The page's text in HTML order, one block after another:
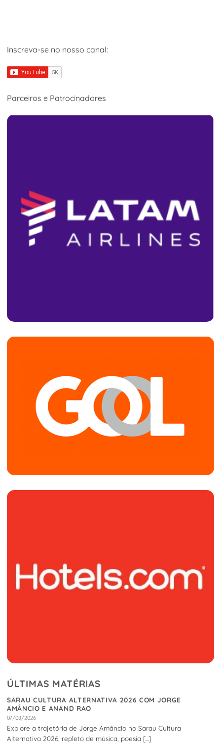
Inscreva-se no nosso canal:
Parceiros e Patrocinadores
ÚLTIMAS MATÉRIAS
SARAU CULTURA ALTERNATIVA 2026 COM JORGE
AMÂNCIO E ANAND RAO
07/08/2026
Explore a trajetória de Jorge Amâncio no Sarau Cultura
Alternativa 2026, repleto de música, poesia [...]